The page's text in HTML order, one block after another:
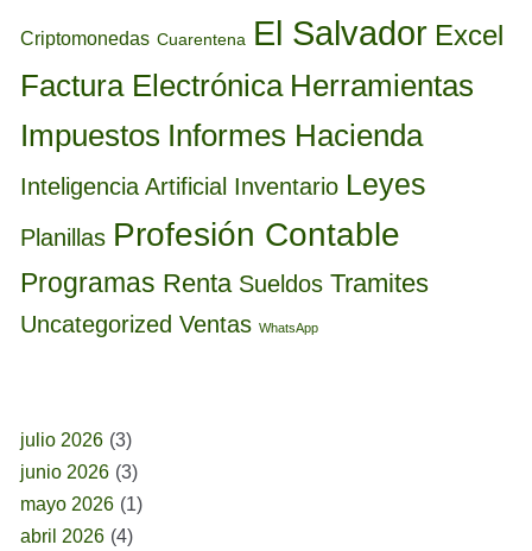
Criptomonedas Cuarentena El Salvador Excel
Factura Electrónica Herramientas
Impuestos Informes Hacienda
Inteligencia Artificial Inventario Leyes
Planillas Profesión Contable
Programas Renta Sueldos Tramites
Uncategorized Ventas WhatsApp
julio 2026 (3)
junio 2026 (3)
mayo 2026 (1)
abril 2026 (4)